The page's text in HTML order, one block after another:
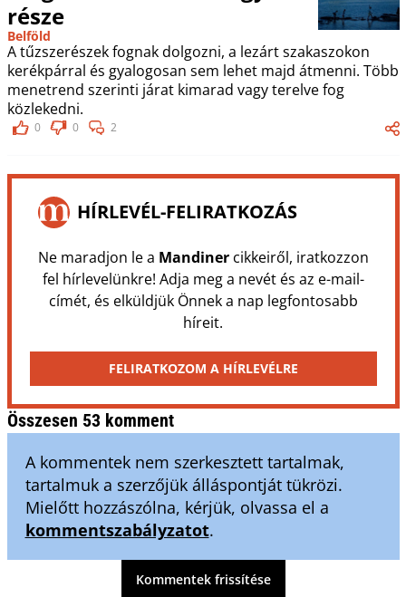
része
Belföld
A tűzszerészek fognak dolgozni, a lezárt szakaszokon
kerékpárral és gyalogosan sem lehet majd átmenni. Több
menetrend szerinti járat kimarad vagy terelve fog
közlekedni.
0 0 2
HÍRLEVÉL-FELIRATKOZÁS
Ne maradjon le a Mandinercikkeiről, iratkozzon
fel hírlevelünkre! Adja meg a nevét és az e-mail-
címét, és elküldjük Önnek a nap legfontosabb
híreit.
FELIRATKOZOM A HÍRLEVÉLRE
Összesen 53 komment
A kommentek nem szerkesztett tartalmak,
tartalmuk a szerzőjük álláspontját tükrözi.
Mielőtt hozzászólna, kérjük, olvassa el a
kommentszabályzatot.
Kommentek frissítése